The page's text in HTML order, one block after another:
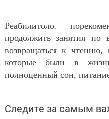
Реабилитолог
продолжить занятия по
возвращаться к чтению,
которые были в
полноценный сон,
Следите за самым